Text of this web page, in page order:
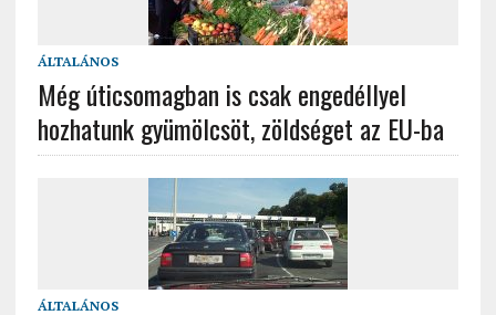
ÁLTALÁNOS
Még úticsomagban is csak engedéllyel
hozhatunk gyümölcsöt, zöldséget az EU-ba
ÁLTALÁNOS